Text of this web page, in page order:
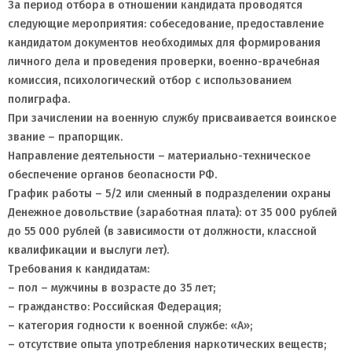
За период отбора в отношении кандидата проводятся
следующие мероприятия: собеседование, предоставление
кандидатом документов необходимых для формирования
личного дела и проведения проверки, военно-врачебная
комиссия, психологический отбор с использованием
полиграфа.
При зачислении на военную службу присваивается воинское
звание – прапорщик.
Направление деятельности – материально-техническое
обеспечение органов беопасности РФ.
График работы – 5/2 или сменный в подразделении охраны
Денежное довольствие (заработная плата): от 35 000 рублей
до 55 000 рублей (в зависимости от должности, классной
квалификации и выслуги лет).
Требования к кандидатам:
– пол – мужчины в возрасте до 35 лет;
– гражданство: Российская Федерация;
– категория годности к военной службе: «А»;
– отсутствие опыта употребления наркотических веществ;